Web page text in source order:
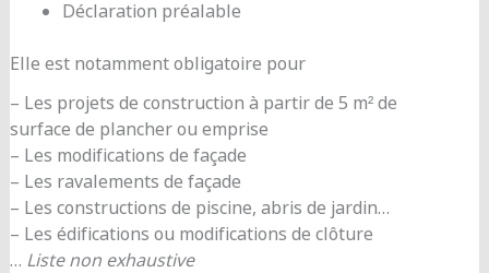
Déclaration préalable
Elle est notamment obligatoire pour
– Les projets de construction à partir de 5 m² de
surface de plancher ou emprise
– Les modifications de façade
– Les ravalements de façade
– Les constructions de piscine, abris de jardin…
– Les édifications ou modifications de clôture
… Liste non exhaustive